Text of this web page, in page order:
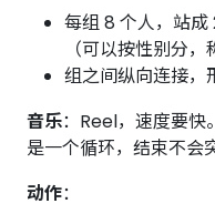
每组 8 个人，站成
（可以按性别分
组之间纵向连接，
音乐：Reel，速度要快
是一个循环，结束不会
动作：